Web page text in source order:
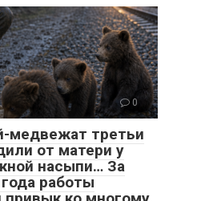
0
медвежат третьи
от матери у
насыпи… За
работы